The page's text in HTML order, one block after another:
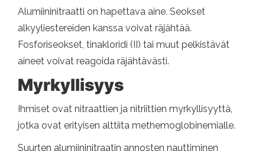
Alumiininitraatti on hapettava aine. Seokset
alkyyliestereiden kanssa voivat räjähtää.
Fosforiseokset, tinakloridi (II) tai muut pelkistävät
aineet voivat reagoida räjähtävästi.
Myrkyllisyys
Ihmiset ovat nitraattien ja nitriittien myrkyllisyyttä,
jotka ovat erityisen alttiita methemoglobinemialle.
Suurten alumiininitraatin annosten nauttiminen